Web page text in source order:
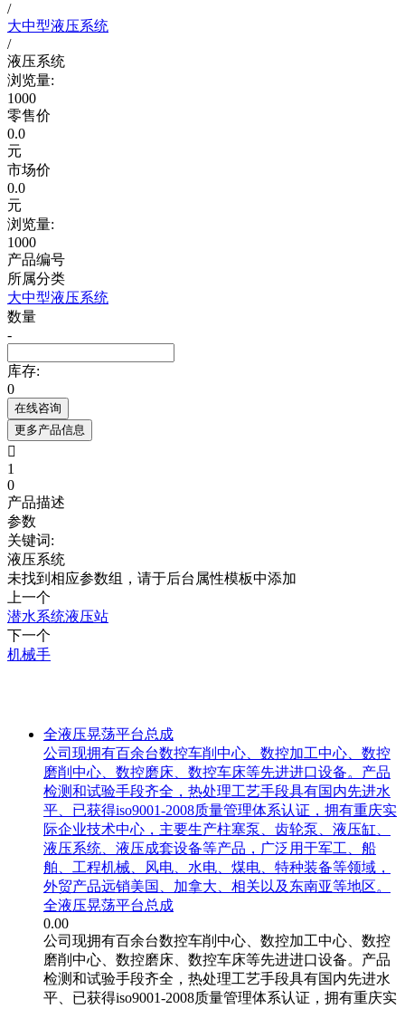
/
大中型液压系统
/
液压系统
浏览量:
1000
零售价
0.0
元
市场价
0.0
元
浏览量:
1000
产品编号
所属分类
大中型液压系统
数量
-
库存:
0
在线咨询
更多产品信息

1
0
产品描述
参数
关键词:
液压系统
未找到相应参数组，请于后台属性模板中添加
上一个
潜水系统液压站
下一个
机械手
全液压晃荡平台总成
公司现拥有百余台数控车削中心、数控加工中心、数控
磨削中心、数控磨床、数控车床等先进进口设备。产品
检测和试验手段齐全，热处理工艺手段具有国内先进水
平、已获得iso9001-2008质量管理体系认证，拥有重庆实
际企业技术中心，主要生产柱塞泵、齿轮泵、液压缸、
液压系统、液压成套设备等产品，广泛用于军工、船
舶、工程机械、风电、水电、煤电、特种装备等领域，
外贸产品远销美国、加拿大、相关以及东南亚等地区。
全液压晃荡平台总成
0.00
公司现拥有百余台数控车削中心、数控加工中心、数控
磨削中心、数控磨床、数控车床等先进进口设备。产品
检测和试验手段齐全，热处理工艺手段具有国内先进水
平、已获得iso9001-2008质量管理体系认证，拥有重庆实